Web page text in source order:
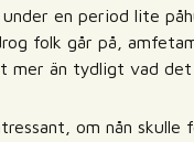
en period lite
folk går på,
mer än tydligt vad
om nån